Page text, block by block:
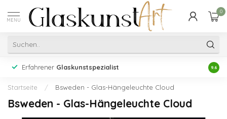
MENU
0
Erfahrener Glaskunstspezialist 9.6
Startseite / Bsweden - Glas-Hängeleuchte Cloud
Bsweden - Glas-Hängeleuchte Cloud